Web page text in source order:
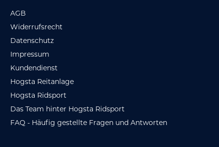
AGB
Widerrufsrecht
Datenschutz
Impressum
Kundendienst
Hogsta Reitanlage
Hogsta Ridsport
Das Team hinter Hogsta Ridsport
FAQ - Häufig gestellte Fragen und Antworten